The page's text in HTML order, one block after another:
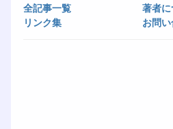
全記事一覧
著者
リンク集
お問